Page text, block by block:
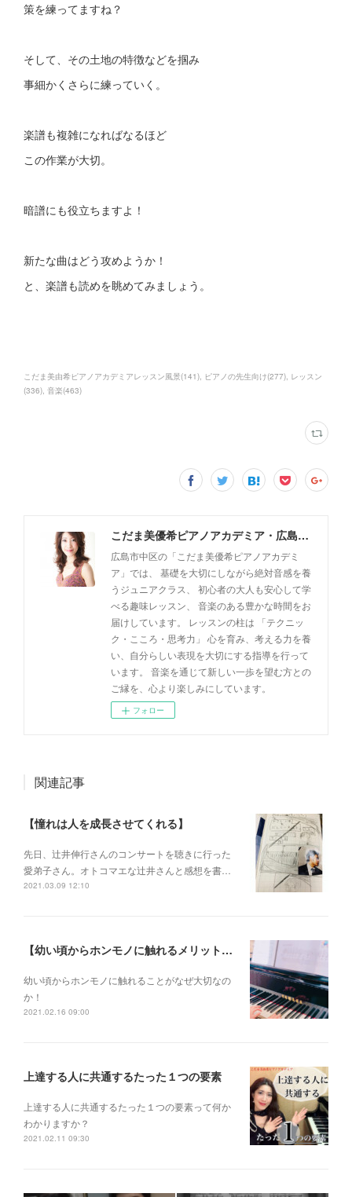
策を練ってますね？
そして、その土地の特徴などを掴み
事細かくさらに練っていく。
楽譜も複雑になればなるほど
この作業が大切。
暗譜にも役立ちますよ！
新たな曲はどう攻めようか！
と、楽譜も読めを眺めてみましょう。
こだま美由希ピアノアカデミアレッスン風景(141) ピアノの先生向け(277) レッスン
(336) 音楽(463)
こだま美優希ピアノアカデミア・広島市中区
広島市中区の「こだま美優希ピアノアカデミ
ア」では、 基礎を大切にしながら絶対音感を養
うジュニアクラス、 初心者の大人も安心して学
べる趣味レッスン、 音楽のある豊かな時間をお
届けしています。 レッスンの柱は 「テクニッ
ク・こころ・思考力」 心を育み、考える力を養
い、自分らしい表現を大切にする指導を行って
います。 音楽を通じて新しい一歩を望む方との
ご縁を、心より楽しみにしています。
フォロー
関連記事
【憧れは人を成長させてくれる】
先日、辻井伸行さんのコンサートを 聴きに行った
愛弟子さん。 オトコマエな辻井さんと 感想を書…
2021.03.09 12:10
【幼い頃からホンモノに触れるメリットとは？】
幼い頃からホンモノに 触れることがなぜ大切なの
か！
2021.02.16 09:00
上達する人に共通するたった１つの要素
上達する人に共通するたった１つの要素って何か
わかりますか？
2021.02.11 09:30